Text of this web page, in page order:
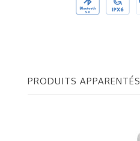
PRODUITS APPARENTÉS